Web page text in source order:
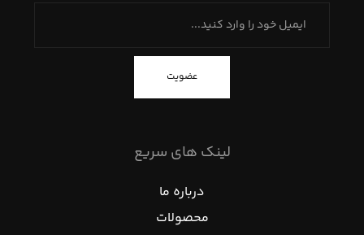
عضویت
لینک های سریع
درباره ما
محصولات